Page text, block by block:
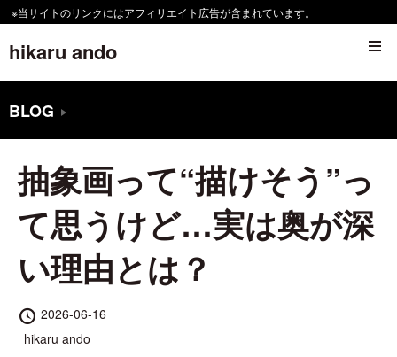
コ
ン
※当サイトのリンクにはアフィリエイト広告が含まれています。
hikaru ando
BLOG
抽象画って“描けそう”っ
て思うけど…実は奥が深
い理由とは？
投
日
2026-06-16
投
hikaru ando